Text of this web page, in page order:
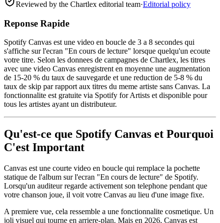
Reviewed by the Chartlex editorial team·Editorial policy
Reponse Rapide
Spotify Canvas est une video en boucle de 3 a 8 secondes qui
s'affiche sur l'ecran "En cours de lecture" lorsque quelqu'un ecoute
votre titre. Selon les donnees de campagnes de Chartlex, les titres
avec une video Canvas enregistrent en moyenne une augmentation
de 15-20 % du taux de sauvegarde et une reduction de 5-8 % du
taux de skip par rapport aux titres du meme artiste sans Canvas. La
fonctionnalite est gratuite via Spotify for Artists et disponible pour
tous les artistes ayant un distributeur.
Qu'est-ce que Spotify Canvas et Pourquoi
C'est Important
Canvas est une courte video en boucle qui remplace la pochette
statique de l'album sur l'ecran "En cours de lecture" de Spotify.
Lorsqu'un auditeur regarde activement son telephone pendant que
votre chanson joue, il voit votre Canvas au lieu d'une image fixe.
A premiere vue, cela ressemble a une fonctionnalite cosmetique. Un
joli visuel qui tourne en arriere-plan. Mais en 2026, Canvas est